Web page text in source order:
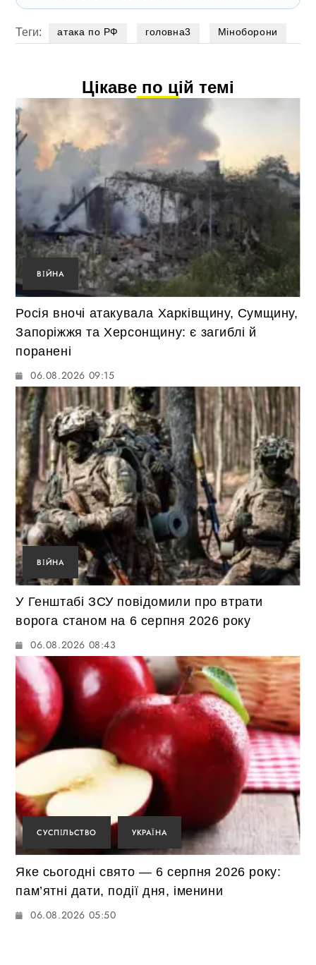
Теги: атака по РФ головна3 Міноборони
Цікаве по цій темі
ВІЙНА
Росія вночі атакувала Харківщину, Сумщину,
Запоріжжя та Херсонщину: є загиблі й
поранені
06.08.2026 09:15
ВІЙНА
У Генштабі ЗСУ повідомили про втрати
ворога станом на 6 серпня 2026 року
06.08.2026 08:43
СУСПІЛЬСТВО УКРАЇНА
Яке сьогодні свято — 6 серпня 2026 року:
пам’ятні дати, події дня, іменини
06.08.2026 05:50